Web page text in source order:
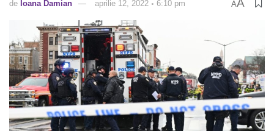
de Ioana Damian aprilie 12, 2022 ◦ 6:10 pm AA